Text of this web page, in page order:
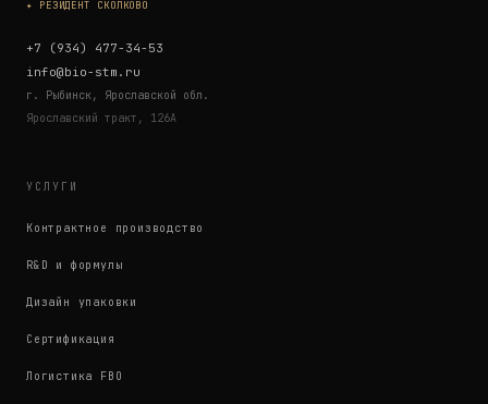
✦ РЕЗИДЕНТ СКОЛКОВО
+7 (934) 477-34-53
info@bio-stm.ru
г. Рыбинск, Ярославской обл.
Ярославский тракт, 126А
УСЛУГИ
Контрактное производство
R&D и формулы
Дизайн упаковки
Сертификация
Логистика FBO